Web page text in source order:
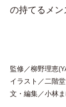
の持てるメン
監修／柳野理恵
イラスト／二階
文・編集／小林